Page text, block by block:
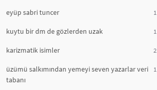
eyüp sabri tuncer 1
kuytu bir dm de gözlerden uzak 1
karizmatik isimler 2
üzümü salkımından yemeyi seven yazarlar veri
tabanı
1